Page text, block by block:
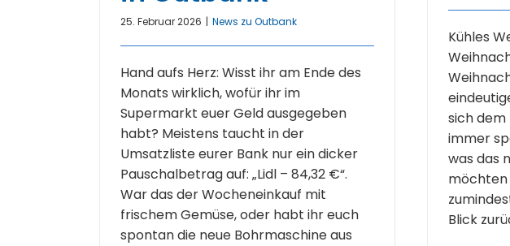
25. Februar 2026 | News zu Outbank
Hand aufs Herz: Wisst ihr am Ende des
Monats wirklich, wofür ihr im
Supermarkt euer Geld ausgegeben
habt? Meistens taucht in der
Umsatzliste eurer Bank nur ein dicker
Pauschalbetrag auf: „Lidl – 84,32 €“.
War das der Wocheneinkauf mit
frischem Gemüse, oder habt ihr euch
spontan die neue Bohrmaschine aus
Kühles
sich dem
immer
was das
möchten
Blick